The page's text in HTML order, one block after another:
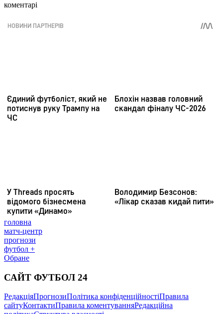
коментарі
головна
матч-центр
прогнози
футбол +
Обране
САЙТ ФУТБОЛ 24
РедакціяПрогнозиПолітика конфіденційностіПравила
сайтуКонтактиПравила коментуванняРедакційна